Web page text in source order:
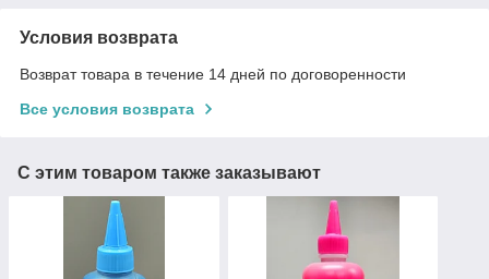
Условия возврата
Возврат товара в течение 14 дней по договоренности
Все условия возврата
С этим товаром также заказывают